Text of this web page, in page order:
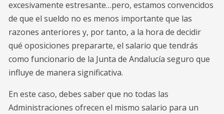
excesivamente estresante…pero, estamos convencidos
de que el sueldo no es menos importante que las
razones anteriores y, por tanto, a la hora de decidir
qué oposiciones prepararte, el salario que tendrás
como funcionario de la Junta de Andalucía seguro que
influye de manera significativa.
En este caso, debes saber que no todas las
Administraciones ofrecen el mismo salario para un